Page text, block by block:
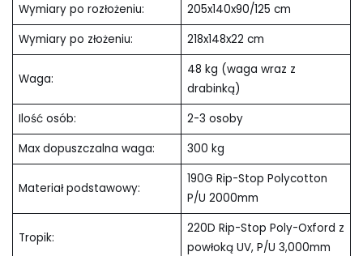
Wymiary po rozłożeniu:
205x140x90/125 cm
Wymiary po złożeniu:
218x148x22 cm
Waga:
48 kg (waga wraz z
drabinką)
Ilość osób:
2-3 osoby
Max dopuszczalna waga:
300 kg
Materiał podstawowy:
190G Rip-Stop Polycotton
P/U 2000mm
Tropik:
220D Rip-Stop Poly-Oxford z
powłoką UV, P/U 3,000mm